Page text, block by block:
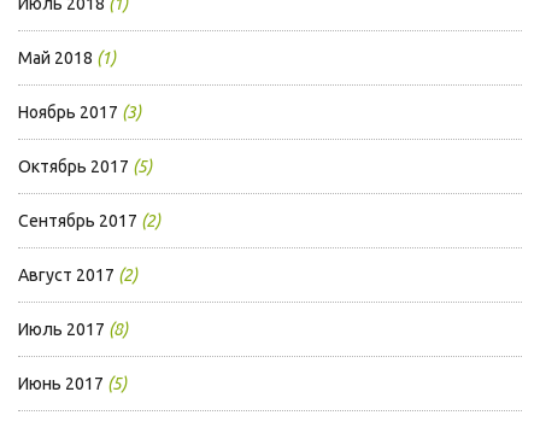
Июль 2018 (1)
Май 2018 (1)
Ноябрь 2017 (3)
Октябрь 2017 (5)
Сентябрь 2017 (2)
Август 2017 (2)
Июль 2017 (8)
Июнь 2017 (5)